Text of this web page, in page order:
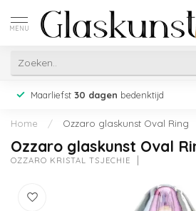
MENU
Maarliefst 30 dagen bedenktijd
Home / Ozzaro glaskunst Oval Ring
Ozzaro glaskunst Oval
OZZARO KRISTAL TSJECHIË